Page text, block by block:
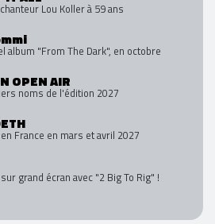
Lou Koller à 59 ans
album "From The Dark", en octobre
OPEN AIR
noms de l'édition 2027
France en mars et avril 2027
grand écran avec "2 Big To Rig" !